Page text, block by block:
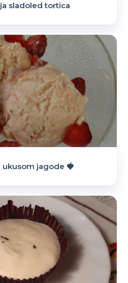
sladoled tortica
ukusom jagode 🍓